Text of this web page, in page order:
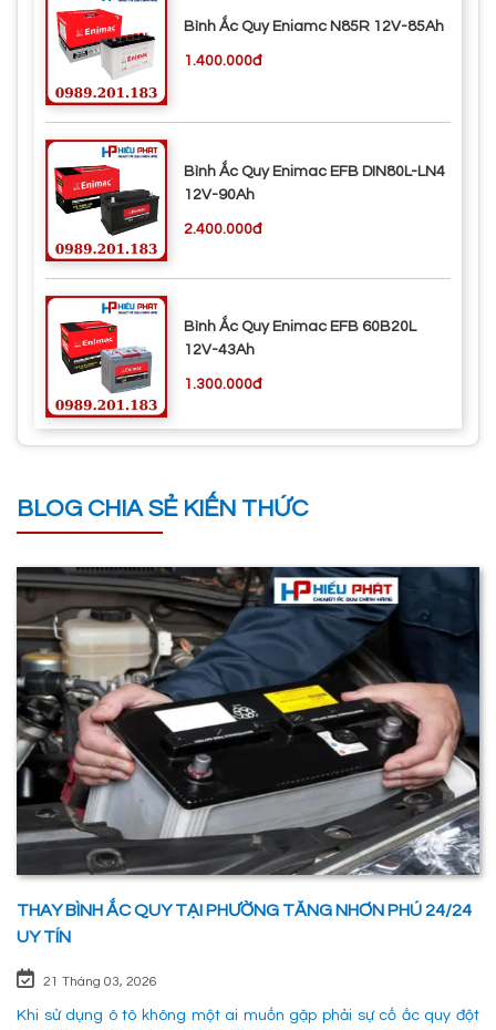
Bình Ắc Quy Eniamc N85R 12V-85Ah
1.400.000đ
Bình Ắc Quy Enimac EFB DIN80L-LN4
12V-90Ah
2.400.000đ
Bình Ắc Quy Enimac EFB 60B20L
12V-43Ah
1.300.000đ
BLOG CHIA SẺ KIẾN THỨC
THAY BÌNH ẮC QUY TẠI PHƯỜNG TĂNG NHƠN PHÚ 24/24
UY TÍN
21 Tháng 03, 2026
Khi sử dụng ô tô không một ai muốn gặp phải sự cố ắc quy đột